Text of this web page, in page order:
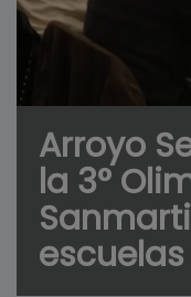
Arroyo
la 3°